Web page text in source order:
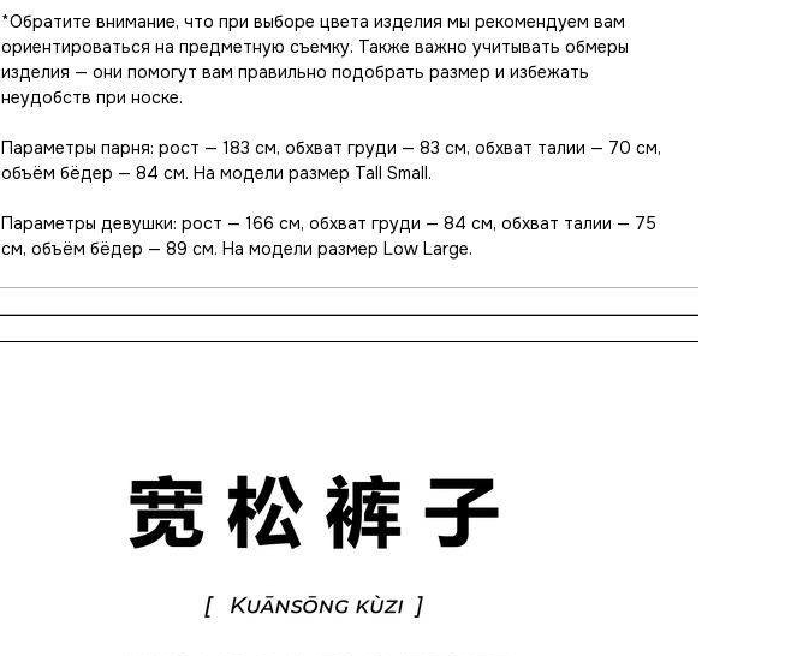
*Обратите внимание, что при выборе цвета изделия мы рекомендуем вам
ориентироваться на предметную съемку. Также важно учитывать обмеры
изделия — они помогут вам правильно подобрать размер и избежать
неудобств при носке.
Параметры парня: рост — 183 см, обхват груди — 83 см, обхват талии — 70 см,
объём бёдер — 84 см. На модели размер Tall Small.
Параметры девушки: рост — 166 см, обхват груди — 84 см, обхват талии — 75
см, объём бёдер — 89 см. На модели размер Low Large.